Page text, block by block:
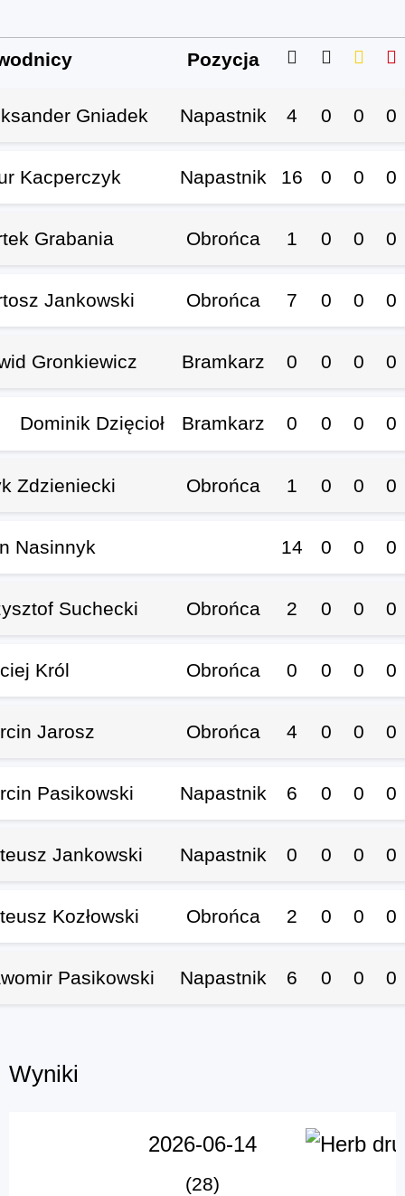
Pozycja
Gniadek Napastnik 4 0 0 0
Kacperczyk Napastnik 16 0 0 0
Grabania Obrońca 1 0 0 0
Jankowski Obrońca 7 0 0 0
Gronkiewicz Bramkarz 0 0 0 0
Dominik Dzięcioł Bramkarz 0 0 0 0
Zdzieniecki Obrońca 1 0 0 0
Nasinnyk 14 0 0 0
Suchecki Obrońca 2 0 0 0
Król Obrońca 0 0 0 0
Jarosz Obrońca 4 0 0 0
Pasikowski Napastnik 6 0 0 0
Jankowski Napastnik 0 0 0 0
Kozłowski Obrońca 2 0 0 0
Pasikowski Napastnik 6 0 0 0
Wyniki
2026-06-14
(28)